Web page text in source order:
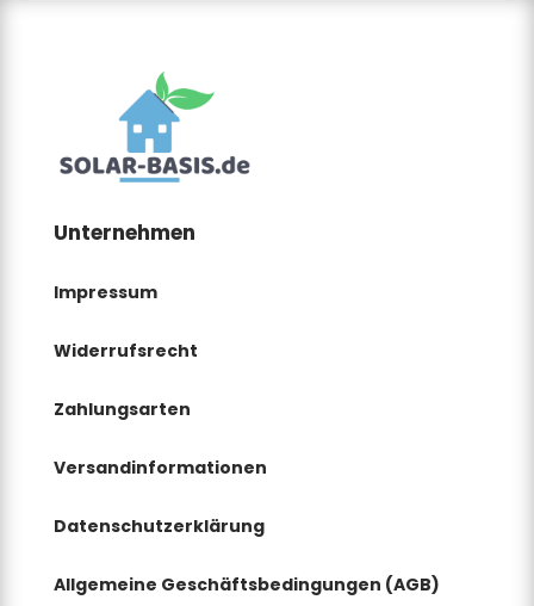
Unternehmen
Impressum
Widerrufsrecht
Zahlungsarten
Versandinformationen
Datenschutzerklärung
Allgemeine Geschäftsbedingungen (AGB)